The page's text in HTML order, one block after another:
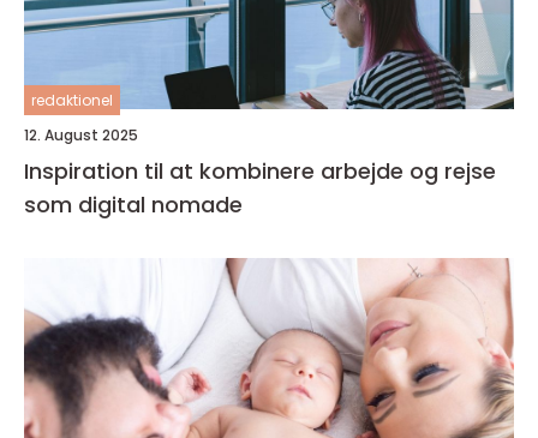
redaktionel
12. August 2025
Inspiration til at kombinere arbejde og rejse
som digital nomade